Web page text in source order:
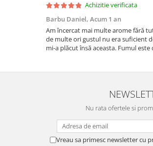
Achizitie verificata
Barbu Daniel, Acum 1 an
Am încercat mai multe arome fără
de multe ori gustul nu era suficient
mi-a plăcut însă aceasta. Fumul este
de sati...
Nu rata ofertele si
Vreau sa primesc newsletter cu